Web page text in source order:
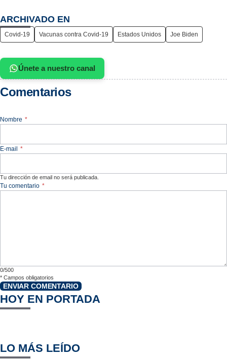
ARCHIVADO EN
Covid-19 Vacunas contra Covid-19 Estados Unidos Joe Biden
Únete a nuestro canal
Comentarios
Nombre *
E-mail *
Tu dirección de email no será publicada.
Tu comentario *
0/500
* Campos obligatorios
ENVIAR COMENTARIO
HOY EN PORTADA
LO MÁS LEÍDO